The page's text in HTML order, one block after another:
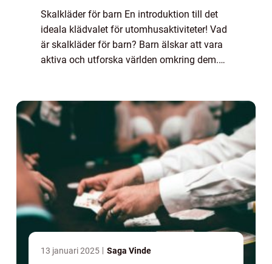
Skalkläder för barn En introduktion till det
ideala klädvalet för utomhusaktiviteter! Vad
är skalkläder för barn? Barn älskar att vara
aktiva och utforska världen omkring dem.
13 januari 2025 Saga Vinde